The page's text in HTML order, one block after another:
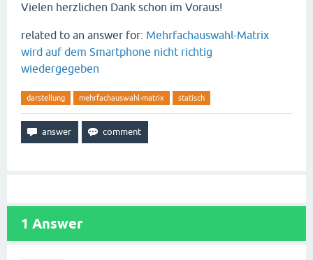
Vielen herzlichen Dank schon im Voraus!
related to an answer for: Mehrfachauswahl-Matrix
wird auf dem Smartphone nicht richtig
wiedergegeben
darstellung mehrfachauswahl-matrix statisch
1 Answer